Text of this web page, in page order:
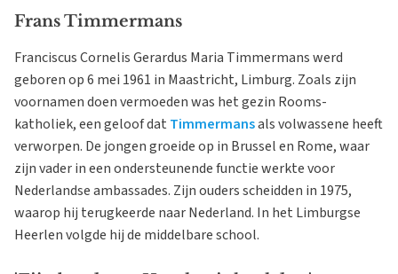
Frans Timmermans
Franciscus Cornelis Gerardus Maria Timmermans werd
geboren op 6 mei 1961 in Maastricht, Limburg. Zoals zijn
voornamen doen vermoeden was het gezin Rooms-
katholiek, een geloof dat Timmermansals volwassene heeft
verworpen. De jongen groeide op in Brussel en Rome, waar
zijn vader in een ondersteunende functie werkte voor
Nederlandse ambassades. Zijn ouders scheidden in 1975,
waarop hij terugkeerde naar Nederland. In het Limburgse
Heerlen volgde hij de middelbare school.